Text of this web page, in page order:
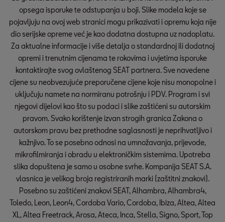
opsega isporuke te odstupanja u boji. Slike modela koje se
pojavljuju na ovoj web stranici mogu prikazivati i opremu koja nije
dio serijske opreme već je kao dodatna dostupna uz nadoplatu.
Za aktualne informacije i više detalja o standardnoj ili dodatnoj
opremi i trenutnim cijenama te rokovima i uvjetima isporuke
kontaktirajte svog ovlaštenog SEAT partnera. Sve navedene
cijene su neobvezujuće preporučene cijene koje nisu monopolne i
uključuju namete na normiranu potrošnju i PDV. Program i svi
njegovi dijelovi kao što su podaci i slike zaštićeni su autorskim
pravom. Svako korištenje izvan strogih granica Zakona o
autorskom pravu bez prethodne saglasnosti je neprihvatljivo i
kažnjivo. To se posebno odnosi na umnožavanja, prijevode,
mikrofilmiranja i obradu u elektroničkim sistemima. Upotreba
slika dopuštena je samo u osobne svrhe. Kompanija SEAT S.A.
vlasnica je velikog broja registriranih marki (zaštitni znakovi).
Posebno su zaštićeni znakovi SEAT, Alhambra, Alhambra4,
Toledo, Leon, Leon4, Cordoba Vario, Cordoba, Ibiza, Altea, Altea
XL, Altea Freetrack, Arosa, Ateca, Inca, Stella, Signo, Sport, Top